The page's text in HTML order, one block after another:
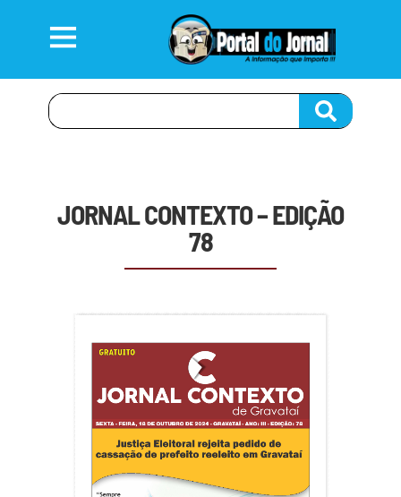
JORNAL CONTEXTO – EDIÇÃO
78